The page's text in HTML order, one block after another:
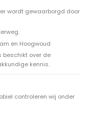
wordt gewaarborgd door
en Hoogwoud
beschikt over de
kennis.
controleren wij onder